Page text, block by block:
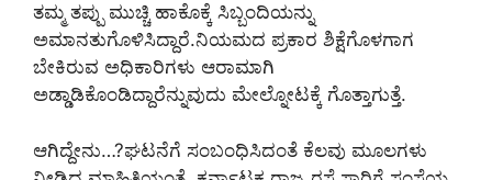
ತಮ್ಮ ತಪ್ಪು ಮುಚ್ಚಿ ಹಾಕೊಕ್ಕೆ ಸಿಬ್ಬಂದಿಯನ್ನು
ಅಮಾನತುಗೊಳಿಸಿದ್ದಾರೆ.ನಿಯಮದ ಪ್ರಕಾರ ಶಿಕ್ಷೆಗೊಳಗಾಗ
ಬೇಕಿರುವ ಅಧಿಕಾರಿಗಳು ಆರಾಮಾಗಿ
ಅಡ್ಡಾಡಿಕೊಂಡಿದ್ದಾರೆನ್ನುವುದು ಮೇಲ್ನೋಟಕ್ಕೆ ಗೊತ್ತಾಗುತ್ತೆ.
ಆಗಿದ್ದೇನು…?ಘಟನೆಗೆ ಸಂಬಂಧಿಸಿದಂತೆ ಕೆಲವು ಮೂಲಗಳು